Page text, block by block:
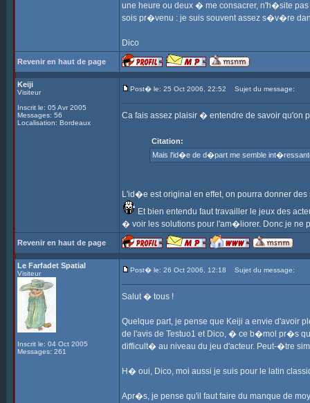
une heure ou deux � me consacrer, n'h�site
sois pr�venu : je suis souvent assez s�v�re
Dico
Revenir en haut de page
Keiji
Visiteur
Inscrit le: 05 Avr 2005
Messages: 56
Localisation: Bordeaux
Post� le: 25 Oct 2006, 22:52 Sujet du message:
Ca fais assez plaisir � entendre de savoir qu'on
Citation:
Mais l'id�e de d�part me semble
L'id�e est original en effet, on pourra donner
Et bien entendu faut travailler le jeux des
� voir les solutions pour l'am�liorer. Donc je ne
Revenir en haut de page
Le Farfadet Spatial
Visiteur
Inscrit le: 04 Oct 2005
Messages: 261
Post� le: 26 Oct 2006, 12:18 Sujet du message:
Salut � tous !
Quelque part, je pense que Keiji a envie d'avoir
de l'avis de Testuo1 et Dico, � ce b�mol pr�s
difficult� au niveau du jeu d'acteur. Peut-�tre
H� oui, Dico, moi aussi je suis pour le latin
Apr�s, je pense qu'il faut faire du manque de